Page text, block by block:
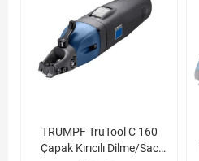
TRUMPF TruTool C 160
Çapak Kırıcılı Dilme/Sac